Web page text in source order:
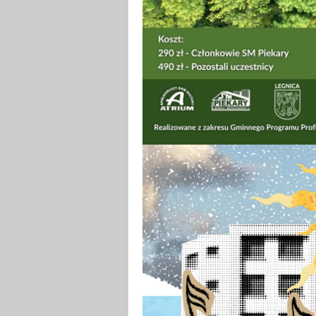
Wakacyjna Joga w